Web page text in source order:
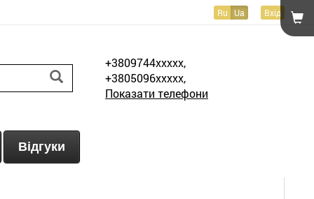
Ru Ua Вхід
+3809744xxxxx,
+3805096xxxxx,
Показати телефони
Відгуки